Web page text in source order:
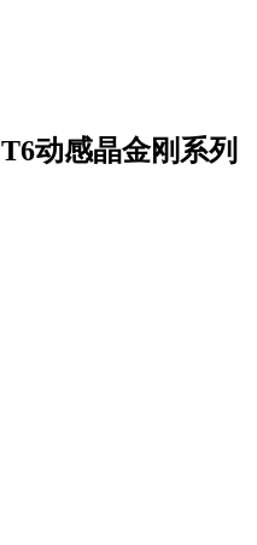
T6动感晶金刚系列